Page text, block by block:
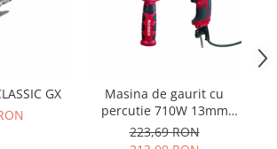
pneumatice
scule
GX
Masina de gaurit cu
percutie 710W 13mm
RDI-ID38
223,69 RON